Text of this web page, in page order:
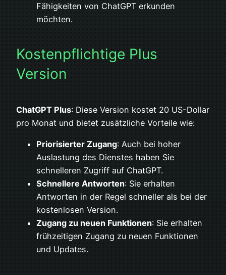
Fähigkeiten von ChatGPT erkunden
möchten.
Kostenpflichtige Plus
Version
ChatGPT Plus: Diese Version kostet 20 US-Dollar
pro Monat und bietet zusätzliche Vorteile wie:
Priorisierter Zugang: Auch bei hoher
Auslastung des Dienstes haben Sie
schnelleren Zugriff auf ChatGPT.
Schnellere Antworten: Sie erhalten
Antworten in der Regel schneller als bei der
kostenlosen Version.
Zugang zu neuen Funktionen: Sie erhalten
frühzeitigen Zugang zu neuen Funktionen
und Updates.